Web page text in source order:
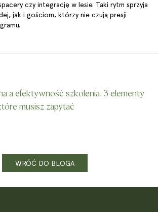
czy integrację w lesie. Taki rytm sprzyja
jak i gościom, którzy nie czują presji
a efektywność szkolenia. 3 elementy
musisz zapytać
WRÓĆ DO BLOGA